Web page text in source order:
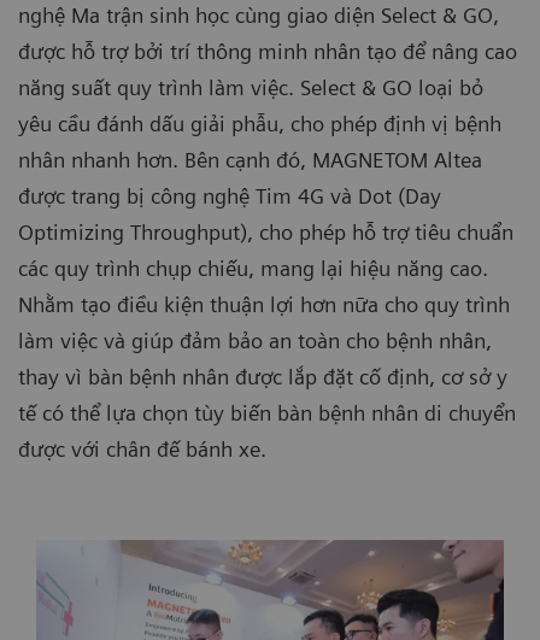
nghệ Ma trận sinh học cùng giao diện Select & GO,
được hỗ trợ bởi trí thông minh nhân tạo để nâng cao
năng suất quy trình làm việc. Select & GO loại bỏ
yêu cầu đánh dấu giải phẫu, cho phép định vị bệnh
nhân nhanh hơn. Bên cạnh đó, MAGNETOM Altea
được trang bị công nghệ Tim 4G và Dot (Day
Optimizing Throughput), cho phép hỗ trợ tiêu chuẩn
các quy trình chụp chiếu, mang lại hiệu năng cao.
Nhằm tạo điều kiện thuận lợi hơn nữa cho quy trình
làm việc và giúp đảm bảo an toàn cho bệnh nhân,
thay vì bàn bệnh nhân được lắp đặt cố định, cơ sở y
tế có thể lựa chọn tùy biến bàn bệnh nhân di chuyển
được với chân đế bánh xe.